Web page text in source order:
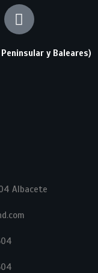
Peninsular y Baleares)
Albacete